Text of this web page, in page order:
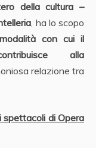
della cultura –
, ha lo scopo
modalità con cui il
alla
relazione tra
spettacoli di Opera